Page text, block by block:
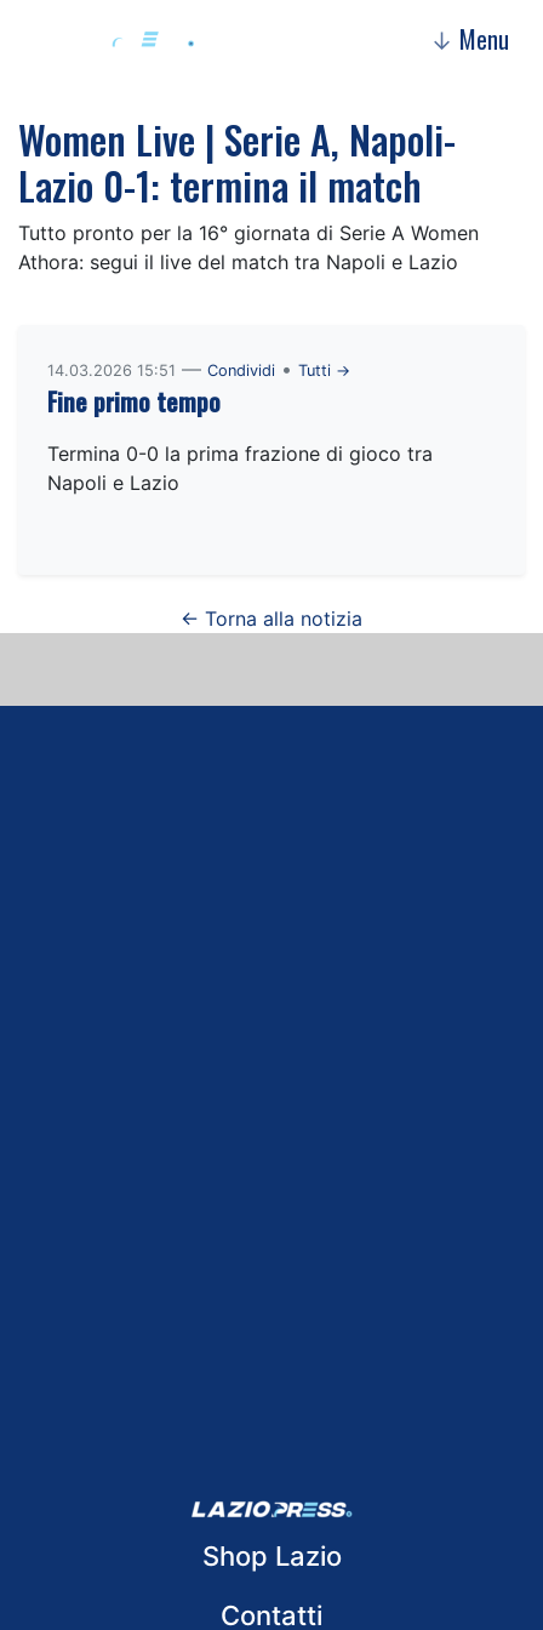
↓ Menu
Women Live | Serie A, Napoli-
Lazio 0-1: termina il match
Tutto pronto per la 16° giornata di Serie A Women
Athora: segui il live del match tra Napoli e Lazio
14.03.2026 15:51 — Condividi • Tutti →
Fine primo tempo
Termina 0-0 la prima frazione di gioco tra
Napoli e Lazio
← Torna alla notizia
Shop Lazio
Contatti